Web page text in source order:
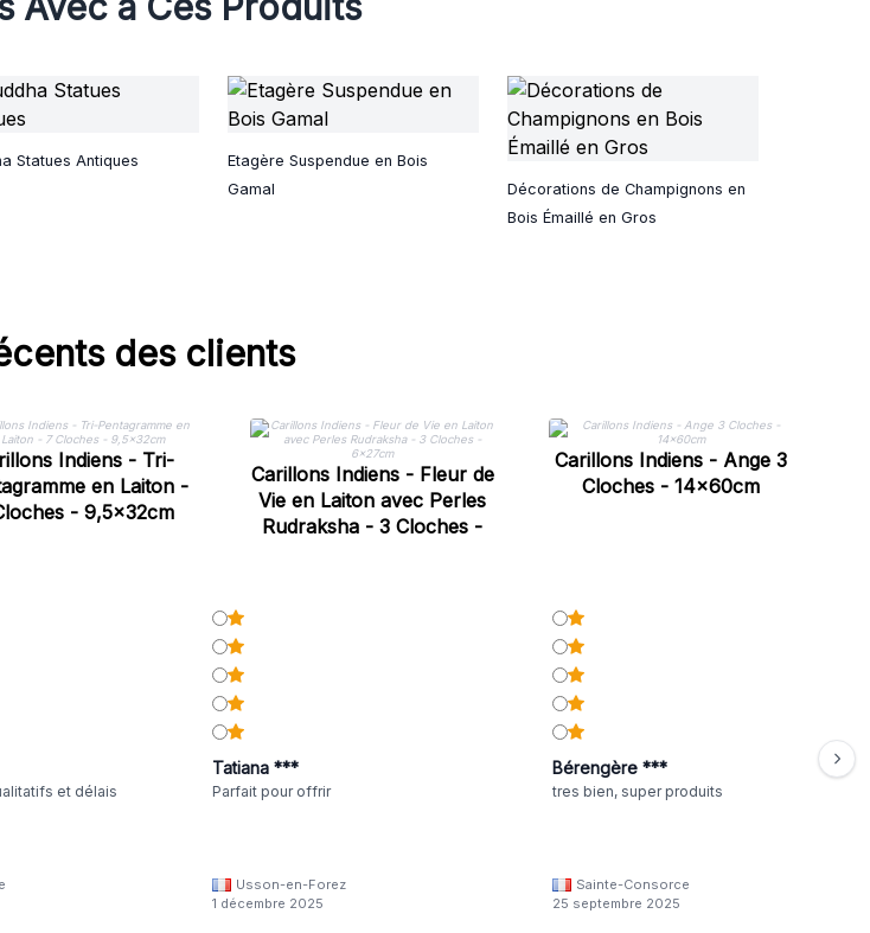
Statues Antiques
Etagère Suspendue en Bois
Gamal
Décorations de Champignons en
Bois Émaillé en Gros
des clients
Indiens - Tri-
en Laiton -
- 9,5x32cm
Carillons Indiens - Fleur de
Vie en Laiton avec Perles
Rudraksha - 3 Cloches -
Carillons Indiens - Ange 3
Cloches - 14x60cm
et délais
Tatiana ***
Parfait pour offrir
Usson-en-Forez
1 décembre 2025
Bérengère ***
tres bien, super produits
Sainte-Consorce
25 septembre 2025